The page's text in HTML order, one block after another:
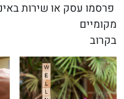
פרסמו עסק או שירות
מקומיים
בקרוב